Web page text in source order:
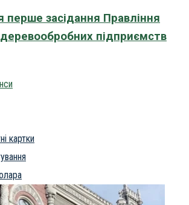
перше засідання Правління
деревообробних підприємств
картки